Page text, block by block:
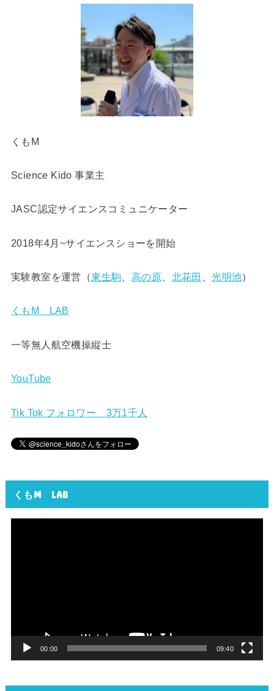
くもM
Science Kido 事業主
JASC認定サイエンスコミュニケーター
2018年4月~サイエンスショーを開始
実験教室を運営（東生駒 高の原 北花田 、光明池）
くもM LAB
一等無人航空機操縦士
YouTube
Tik Tok フォロワー 3万1千人
くもM LAB
00:00 09:40